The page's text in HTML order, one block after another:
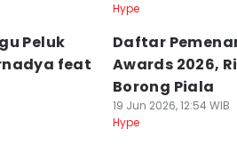
Hype
Peluk
feat
Daftar
Awards 2026,
Borong Piala
19 Jun 2026, 12:54 WIB
Hype